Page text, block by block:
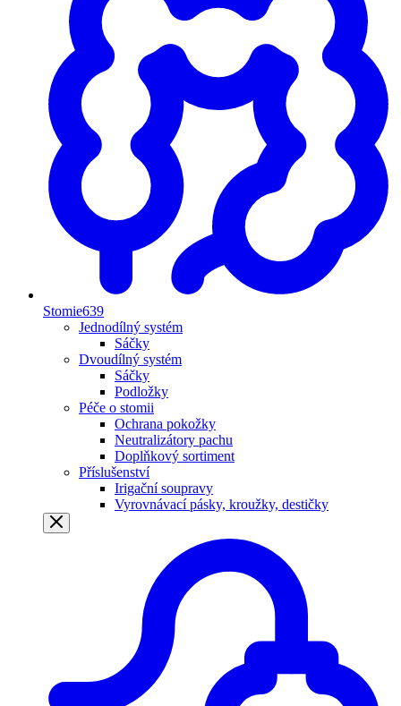
Stomie639
Jednodílný systém
Sáčky
Dvoudílný systém
Sáčky
Podložky
Péče o stomii
Ochrana pokožky
Neutralizátory pachu
Doplňkový sortiment
Příslušenství
Irigační soupravy
Vyrovnávací pásky, kroužky, destičky